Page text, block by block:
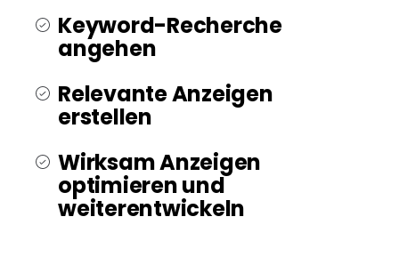
Keyword-Recherche
angehen
Relevante Anzeigen
erstellen
Wirksam Anzeigen
optimieren und
weiterentwickeln